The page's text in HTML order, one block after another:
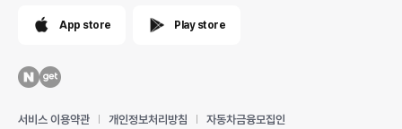
App store Play store
서비스 이용약관 개인정보처리방침 자동차금융모집인